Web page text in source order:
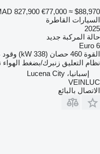
827,900 €77,000 ≈ $88,970
السيارات القاطرة
2025
حالة المركبة جديد
Euro 6
القوة 460 حصان (338 kW) وقود
نظام التعليق زنبرك/بضغط الهواء
إسبانيا، Lucena City
VEINLUC
الاتصال بالبائع